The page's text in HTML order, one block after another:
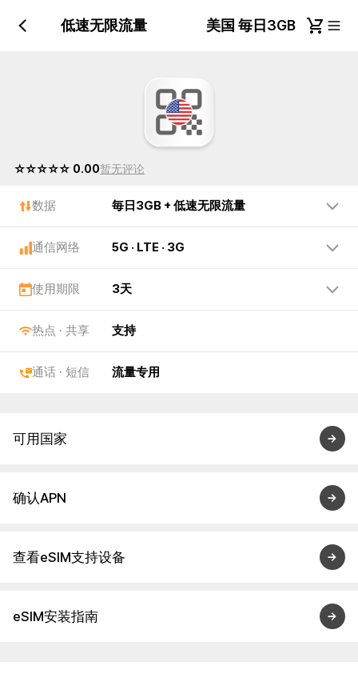
3GB + 低速无限流量 美国 毎日3GB + 低速
☆☆☆☆☆ 0.00暂无评论
数据 毎日3GB + 低速无限流量
通信网络 5G · LTE · 3G
使用期限 3天
热点 · 共享 支持
通话 · 短信 流量专用
可用国家
确认APN
查看eSIM支持设备
eSIM安装指南